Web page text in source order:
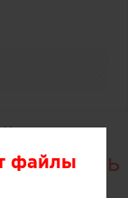
уровень
файлы